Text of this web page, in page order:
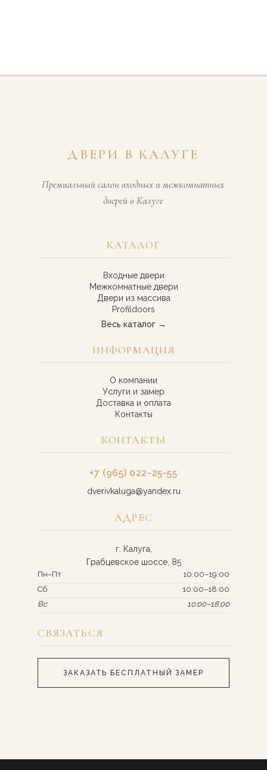
ДВЕРИ В КАЛУГЕ
Премиальный салон входных и межкомнатных
дверей в Калуге
КАТАЛОГ
Входные двери
Межкомнатные двери
Двери из массива
Profildoors
Весь каталог →
ИНФОРМАЦИЯ
О компании
Услуги и замер
Доставка и оплата
Контакты
КОНТАКТЫ
+7 (965) 022-25-55
dverivkaluga@yandex.ru
АДРЕС
г. Калуга,
Грабцевское шоссе, 85
Пн–Пт
10:00–19:00
Сб
10:00–18:00
Вс
10:00–18:00
СВЯЗАТЬСЯ
ЗАКАЗАТЬ БЕСПЛАТНЫЙ ЗАМЕР